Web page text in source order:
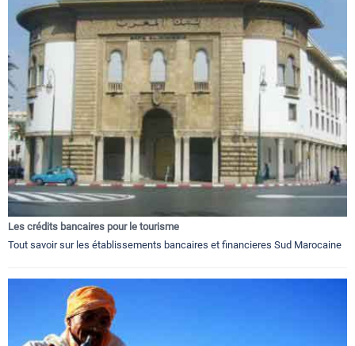
Les crédits bancaires pour le tourisme
Tout savoir sur les établissements bancaires et financieres Sud Marocaine